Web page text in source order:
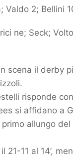
Valdo 2; Bellini
ne; Seck;
scena il derby
risponde
si affidano a
allungo
11 al 14’,